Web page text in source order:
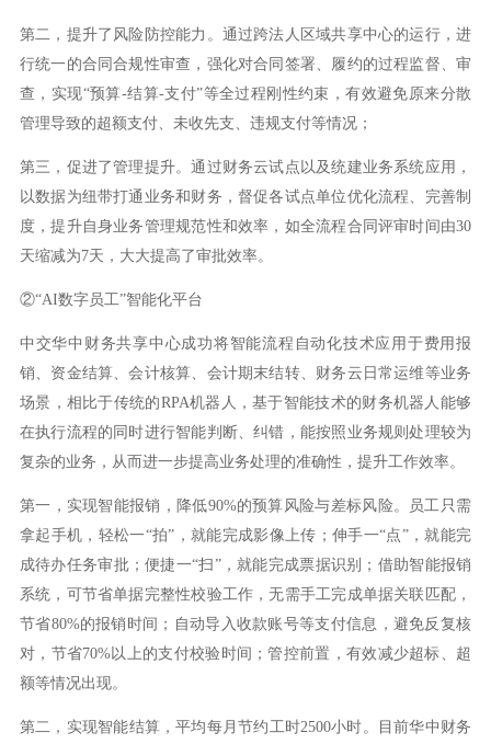
第二，提升了风险防控能力。通过跨法人区域共享中心的运行，进
行统一的合同合规性审查，强化对合同签署、履约的过程监督、审
查，实现“预算-结算-支付”等全过程刚性约束，有效避免原来分散
管理导致的超额支付、未收先支、违规支付等情况；
第三，促进了管理提升。通过财务云试点以及统建业务系统应用，
以数据为纽带打通业务和财务，督促各试点单位优化流程、完善制
度，提升自身业务管理规范性和效率，如全流程合同评审时间由30
天缩减为7天，大大提高了审批效率。
②“AI数字员工”智能化平台
中交华中财务共享中心成功将智能流程自动化技术应用于费用报
销、资金结算、会计核算、会计期末结转、财务云日常运维等业务
场景，相比于传统的RPA机器人，基于智能技术的财务机器人能够
在执行流程的同时进行智能判断、纠错，能按照业务规则处理较为
复杂的业务，从而进一步提高业务处理的准确性，提升工作效率。
第一，实现智能报销，降低90%的预算风险与差标风险。员工只需
拿起手机，轻松一“拍”，就能完成影像上传；伸手一“点”，就能完
成待办任务审批；便捷一“扫”，就能完成票据识别；借助智能报销
系统，可节省单据完整性校验工作，无需手工完成单据关联匹配，
节省80%的报销时间；自动导入收款账号等支付信息，避免反复核
对，节省70%以上的支付校验时间；管控前置，有效减少超标、超
额等情况出现。
第二，实现智能结算，平均每月节约工时2500小时。目前华中财务